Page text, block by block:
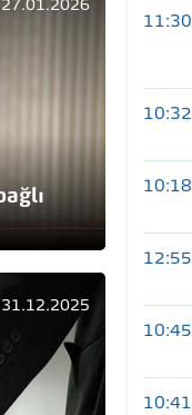
27.01.2026
31.12.2025
11:30
10:32
10:18
12:55
10:45
10:41